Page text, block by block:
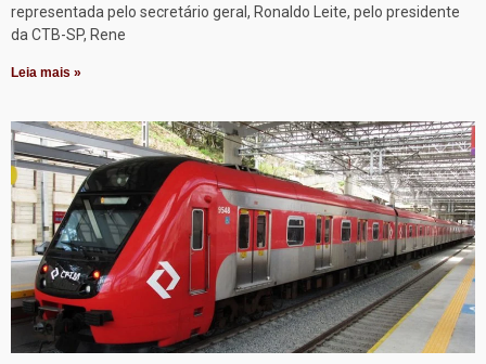
representada pelo secretário geral, Ronaldo Leite, pelo presidente
da CTB-SP, Rene
Leia mais »